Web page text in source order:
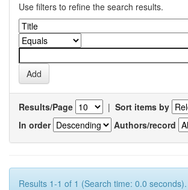
Use filters to refine the search results.
Results/Page | Sort items by
In order
Authors/record
Results 1-1 of 1 (Search time: 0.0 seconds).